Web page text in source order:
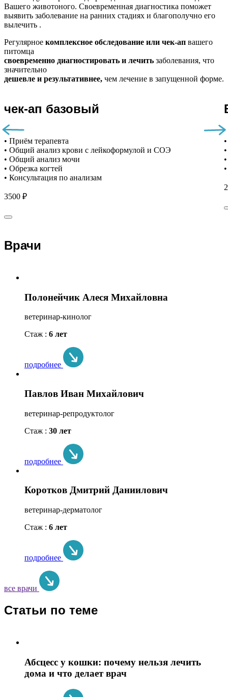
Вашего животоного. Своевременная диагностика поможет
выявить заболевание на ранних стадиях и благополучно его
вылечить .
Регулярное комплексное обследование или чек-ап вашего
питомца
своевременно диагностировать и лечить заболевания, что
значительно
дешевле и результативнее, чем лечение в запущенной форме.
чек-ап базовый
• Приём терапевта
• Общий анализ крови с лейкоформулой и СОЭ
• Общий анализ мочи
• Обрезка когтей
• Консультация по анализам
3500 ₽
Врачи
Полонейчик Алеся Михайловна
ветеринар-кинолог
Стаж : 6 лет
подробнее
Павлов Иван Михайлович
ветеринар-репродуктолог
Стаж : 30 лет
подробнее
Коротков Дмитрий Даниилович
ветеринар-дерматолог
Стаж : 6 лет
подробнее
все врачи
Статьи по теме
Абсцесс у кошки: почему нельзя лечить
дома и что делает врач